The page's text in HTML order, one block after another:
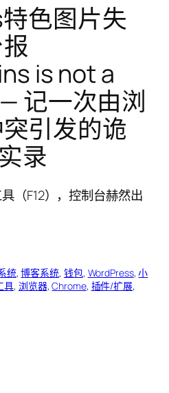
色图片失
is not a
记一次由浏
引发的诡
录
统, 博客系统, 钱包, WordPress, 小
具, 浏览器, Chrome, 插件/扩展